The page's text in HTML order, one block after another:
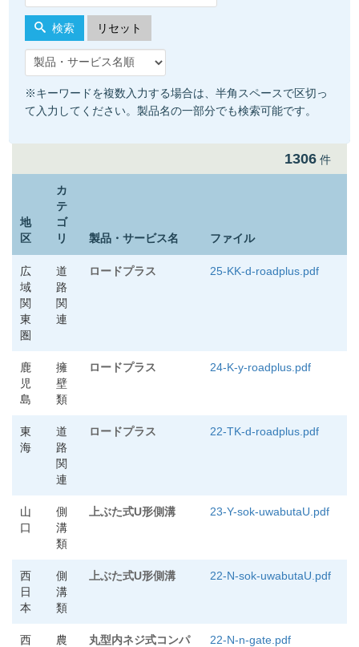
検索 リセット
※キーワードを複数入力する場合は、半角スペースで区切っ
て入力してください。製品名の一部分でも検索可能です。
1306 件
地
区
カ
テ
ゴ
リ
製品・サービス名 ファイル
広
域
関
東
圏
道
路
関
連
ロードプラス 25-KK-d-roadplus.pdf
鹿
児
島
擁
壁
類
ロードプラス 24-K-y-roadplus.pdf
東
海
道
路
関
連
ロードプラス 22-TK-d-roadplus.pdf
山
口
側
溝
類
上ぶた式U形側溝 23-Y-sok-uwabutaU.pdf
西
日
本
側
溝
類
上ぶた式U形側溝 22-N-sok-uwabutaU.pdf
西
農
丸型内ネジ式コンパ
22-N-n-gate.pdf